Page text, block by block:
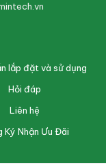
lắp đặt và sử dụng
Hỏi đáp
Liên hệ
Ký Nhận Ưu Đãi